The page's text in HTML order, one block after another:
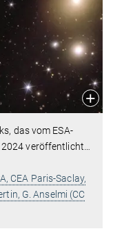
das vom ESA-
2024 veröffentlicht
CEA Paris-Saclay,
G. Anselmi (CC